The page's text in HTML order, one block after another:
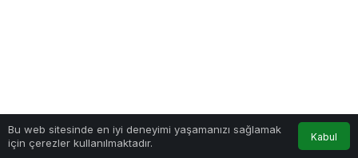
Bu web sitesinde en iyi deneyimi yaşamanızı sağlamak
için çerezler kullanılmaktadır.
Kabul
Anasayfa Akış Bildirimler
0